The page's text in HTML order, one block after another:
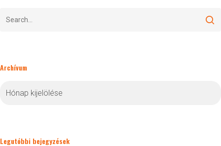
Archívum
Legutóbbi bejegyzések